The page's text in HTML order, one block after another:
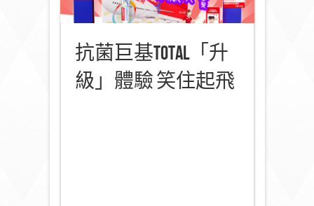
抗菌巨基Total「升
級」體驗 笑住起飛